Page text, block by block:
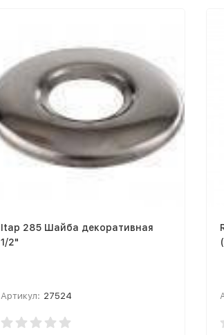
Itap 285 Шайба декоративная
1/2"
Артикул: 27524